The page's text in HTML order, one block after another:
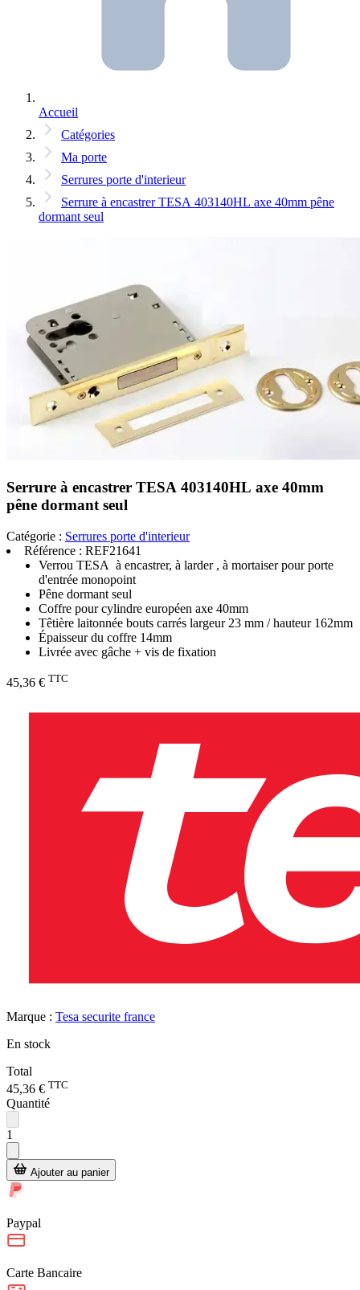
Accueil
Catégories
Ma porte
Serrures porte d'interieur
Serrure à encastrer TESA 403140HL axe 40mm pêne
dormant seul
Serrure à encastrer TESA 403140HL axe 40mm
pêne dormant seul
Catégorie : Serrures porte d'interieur
Référence : REF21641
Verrou TESA à encastrer, à larder , à mortaiser pour porte
d'entrée monopoint
Pêne dormant seul
Coffre pour cylindre européen axe 40mm
Têtière laitonnée bouts carrés largeur 23 mm / hauteur 162mm
Épaisseur du coffre 14mm
Livrée avec gâche + vis de fixation
45,36 € TTC
Marque : Tesa securite france
En stock
Total
45,36 € TTC
Quantité
1
Ajouter au panier
Paypal
Carte Bancaire